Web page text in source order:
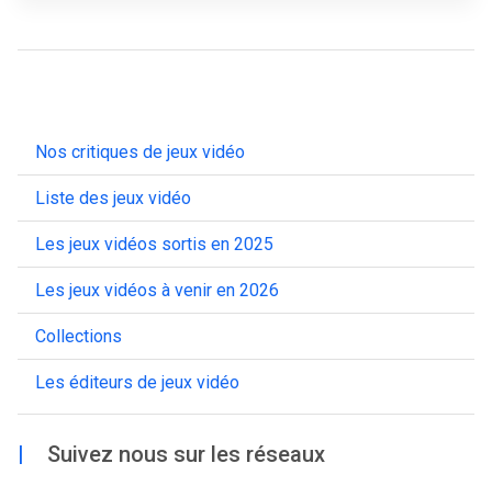
Nos critiques de jeux vidéo
Liste des jeux vidéo
Les jeux vidéos sortis en 2025
Les jeux vidéos à venir en 2026
Collections
Les éditeurs de jeux vidéo
| Suivez nous sur les réseaux